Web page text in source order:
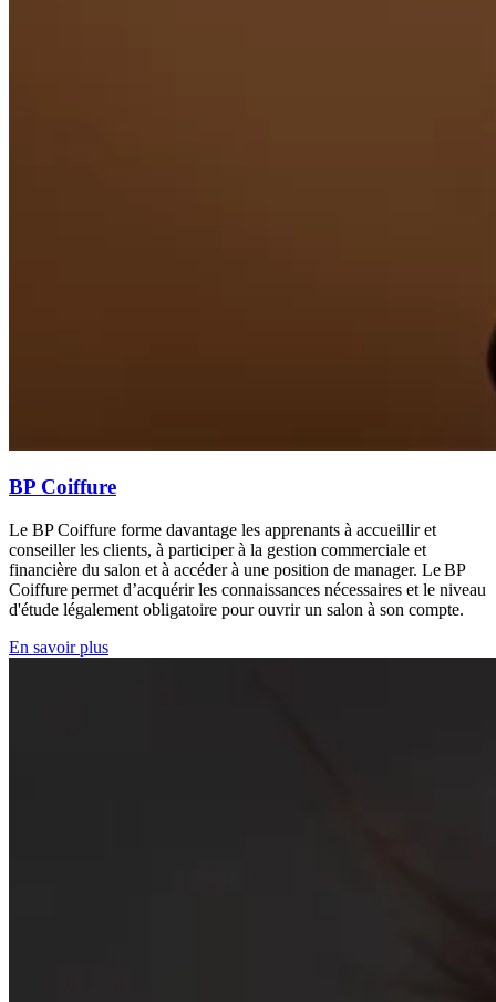
BP Coiffure
Le BP Coiffure forme davantage les apprenants à accueillir et
conseiller les clients, à participer à la gestion commerciale et
financière du salon et à accéder à une position de manager. Le BP
Coiffure permet d’acquérir les connaissances nécessaires et le niveau
d'étude légalement obligatoire pour ouvrir un salon à son compte.
En savoir plus